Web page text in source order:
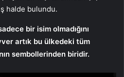
halde bulundu.
bir isim olmadığını
artık bu ülkedeki tüm
sembollerinden biridir.